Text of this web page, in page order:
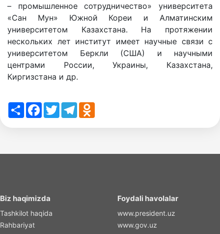
– промышленное сотрудничество» университета
«Сан Мун» Южной Кореи и Алматинским
университетом Казахстана. На протяжении
нескольких лет институт имеет научные связи с
университетом Беркли (США) и научными
центрами России, Украины, Казахстана,
Киргизстана и др.
ShareFacebook
TwitterTelegramOdnoklassniki
Biz haqimizda
Tashkilot haqida
Rahbariyat
Foydali havolalar
www.president.uz
www.gov.uz